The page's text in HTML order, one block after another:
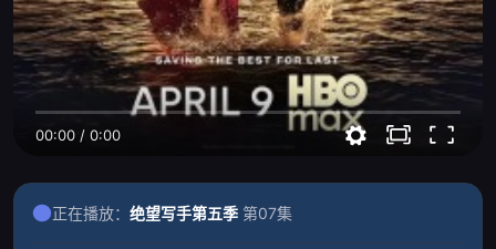
00:00 / 0:00
正在播放： 绝望写手第五季 第07集